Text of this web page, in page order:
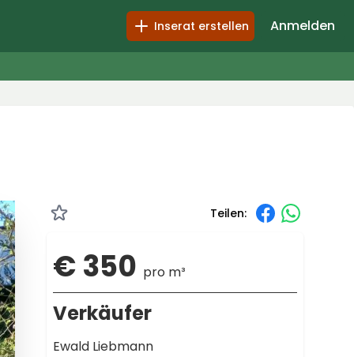
Inserat erstellen Anmelden
Teilen:
€ 350 pro m³
Verkäufer
Ewald Liebmann